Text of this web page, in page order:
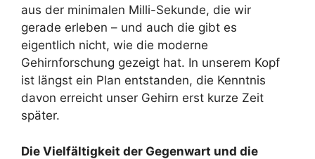
aus der minimalen Milli-Sekunde, die wir
gerade erleben – und auch die gibt es
eigentlich nicht, wie die moderne
Gehirnforschung gezeigt hat. In unserem Kopf
ist längst ein Plan entstanden, die Kenntnis
davon erreicht unser Gehirn erst kurze Zeit
später.
Die Vielfältigkeit der Gegenwart und die